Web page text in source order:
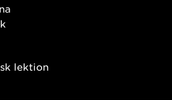
lektion